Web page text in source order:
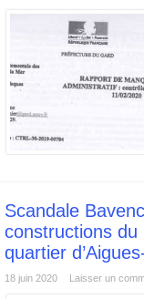
Scandale
constructions du
quartier
18 juin 2020 Laisser un